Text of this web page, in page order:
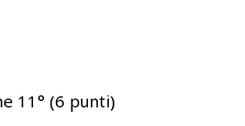
11° (6 punti)